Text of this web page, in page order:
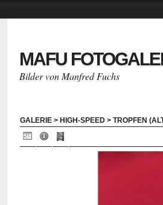
MAFU
Bilder von Manfred Fuchs
GALERIE > HIGH-SPEED > TROPFEN